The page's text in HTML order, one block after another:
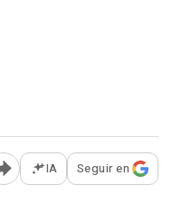
Abrir opciones para
IA Seguir en